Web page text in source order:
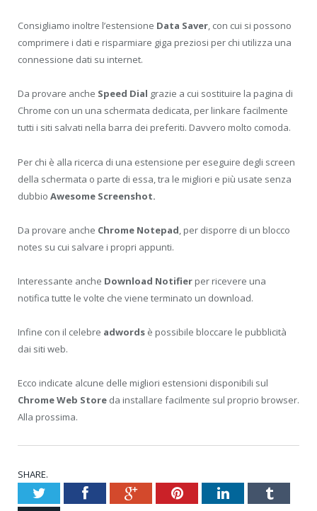
Consigliamo inoltre l’estensione Data Saver, con cui si possono
comprimere i dati e risparmiare giga preziosi per chi utilizza una
connessione dati su internet.
Da provare anche Speed Dial grazie a cui sostituire la pagina di
Chrome con un una schermata dedicata, per linkare facilmente
tutti i siti salvati nella barra dei preferiti. Davvero molto comoda.
Per chi è alla ricerca di una estensione per eseguire degli screen
della schermata o parte di essa, tra le migliori e più usate senza
dubbio Awesome Screenshot.
Da provare anche Chrome Notepad, per disporre di un blocco
notes su cui salvare i propri appunti.
Interessante anche Download Notifier per ricevere una
notifica tutte le volte che viene terminato un download.
Infine con il celebre adwords è possibile bloccare le pubblicità
dai siti web.
Ecco indicate alcune delle migliori estensioni disponibili sul
Chrome Web Store da installare facilmente sul proprio browser.
Alla prossima.
SHARE.
TwitterFacebookGoogle+PinterestLinkedInTumblr